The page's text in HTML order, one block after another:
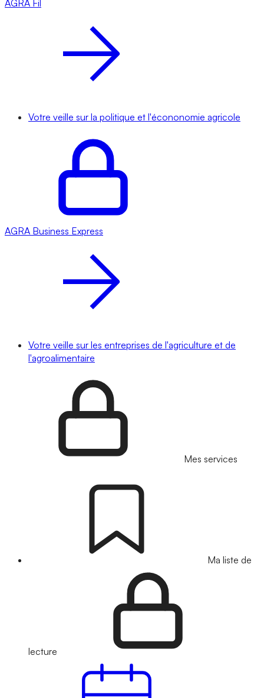
AGRA Fil
Votre veille sur la politique et l'écononomie agricole
AGRA Business Express
Votre veille sur les entreprises de l'agriculture et de
l'agroalimentaire
Mes services
Ma liste de
lecture